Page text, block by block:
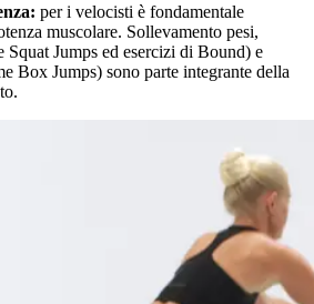
per i velocisti è fondamentale
muscolare. Sollevamento pesi,
Squat Jumps ed esercizi di Bound) e
Box Jumps) sono parte integrante della